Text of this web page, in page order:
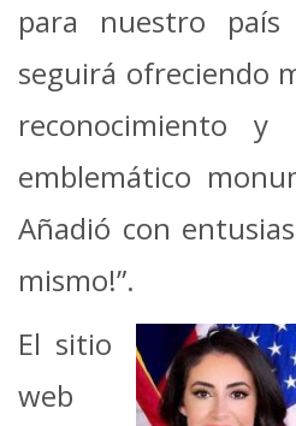
para nuestro
seguirá ofreciendo
reconocimiento
emblemático
Añadió con
mismo!”.
El sitio
web